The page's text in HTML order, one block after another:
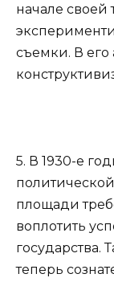
начале своей
съемки. В его
5. В 1930-е
площади
воплотить
государства.
теперь